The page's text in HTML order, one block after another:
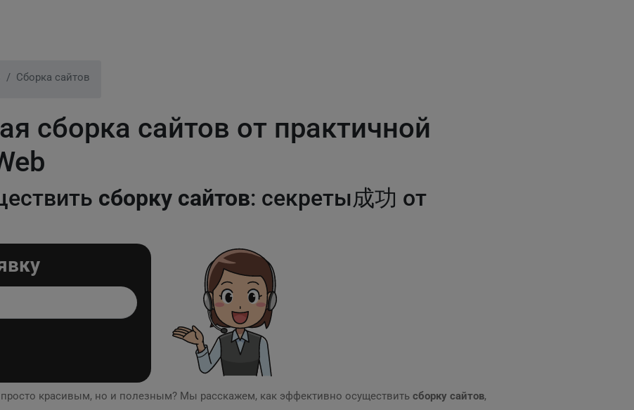
Сборка сайтов
сборка сайтов от практичной
сборку сайтов: секреты成功 от
красивым, но и полезным? Мы расскажем, как эффективно осуществить сборку сайтов,